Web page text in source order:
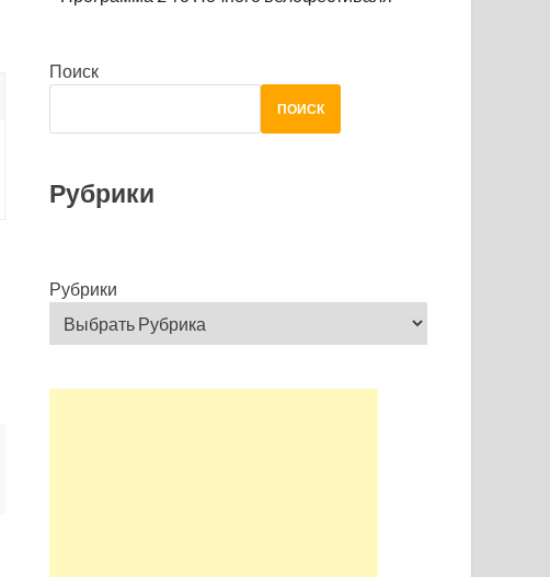
Поиск
ПОИСК
Рубрики
Рубрики